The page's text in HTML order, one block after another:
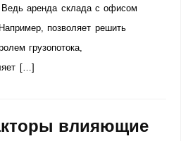
аренда склада с офисом
позволяет решить
грузопотока,
[…]
влияющие